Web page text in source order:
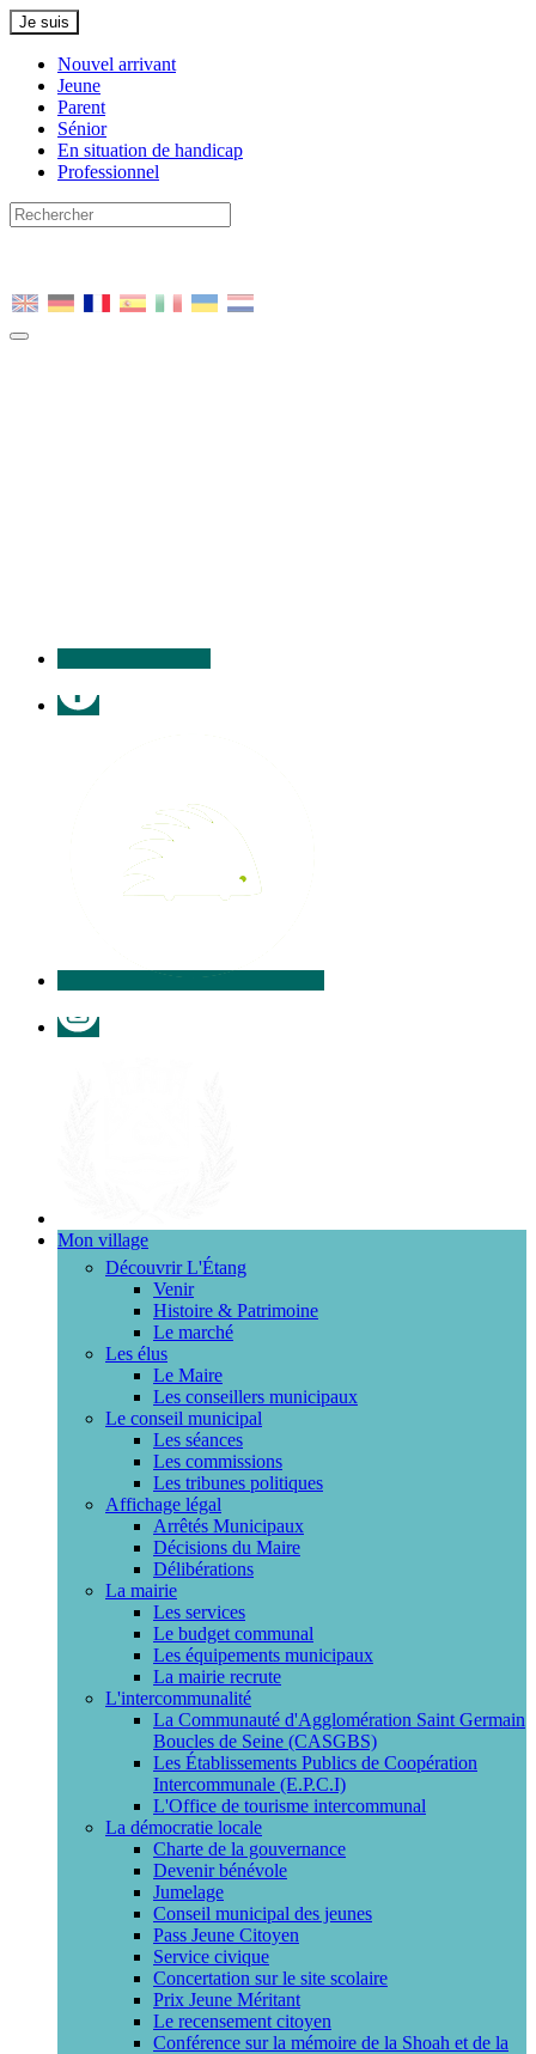
Je suis
Nouvel arrivant
Jeune
Parent
Sénior
En situation de handicap
Professionnel
Mon village
Découvrir L'Étang
Venir
Histoire & Patrimoine
Le marché
Les élus
Le Maire
Les conseillers municipaux
Le conseil municipal
Les séances
Les commissions
Les tribunes politiques
Affichage légal
Arrêtés Municipaux
Décisions du Maire
Délibérations
La mairie
Les services
Le budget communal
Les équipements municipaux
La mairie recrute
L'intercommunalité
La Communauté d'Agglomération Saint Germain
Boucles de Seine (CASGBS)
Les Établissements Publics de Coopération
Intercommunale (E.P.C.I)
L'Office de tourisme intercommunal
La démocratie locale
Charte de la gouvernance
Devenir bénévole
Jumelage
Conseil municipal des jeunes
Pass Jeune Citoyen
Service civique
Concertation sur le site scolaire
Prix Jeune Méritant
Le recensement citoyen
Conférence sur la mémoire de la Shoah et de la